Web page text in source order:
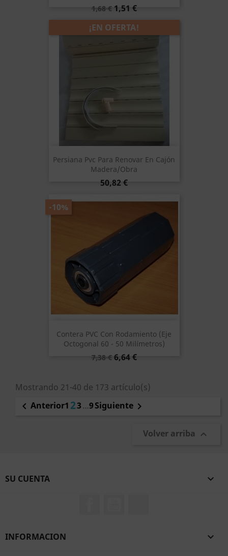
Precio
base
1,68 € Precio
1,51 €
Persiana Pvc Para Renovar En Cajón
Madera/obra
Precio
50,82 €
¡EN OFERTA!
Contera PVC Con Rodamiento (eje
Octogonal 60 - 50 Milímetros)
Precio
7,38 €
-10%
Precio
6,64 €
Mostrando 21-40 de 173 artículo(s)
 Anterior1 23…9Siguiente 
Volver arriba 
SU CUENTA 
INFORMACION 